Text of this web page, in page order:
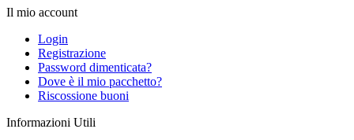
Il mio account
Login
Registrazione
Password dimenticata?
Dove è il mio pacchetto?
Riscossione buoni
Informazioni Utili